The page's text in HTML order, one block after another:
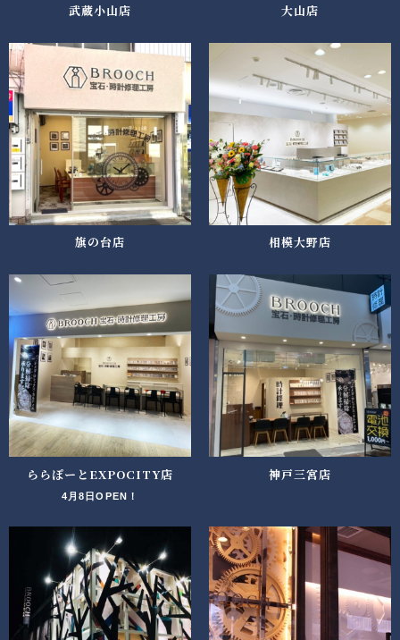
武蔵小山店 大山店
旗の台店 相模大野店
ららぽーとEXPOCITY店
4月8日OPEN！
神戸三宮店